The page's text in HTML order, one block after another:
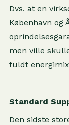
Dvs. at en
København og
men ville
fuldt
Standard
Den sidste